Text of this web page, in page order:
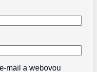
mail a webovou